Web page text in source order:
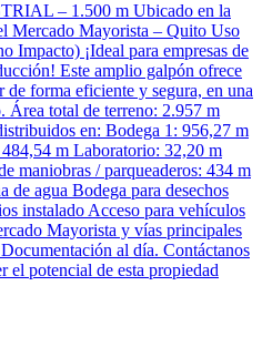
– 1.500 m Ubicado en la
Mercado Mayorista – Quito Uso
Impacto) ¡Ideal para empresas de
Este amplio galpón ofrece
de forma eficiente y segura, en una
Área total de terreno: 2.957 m
en: Bodega 1: 956,27 m
m Laboratorio: 32,20 m
maniobras / parqueaderos: 434 m
de agua Bodega para desechos
instalado Acceso para vehículos
Mayorista y vías principales
al día. Contáctanos
el potencial de esta propiedad